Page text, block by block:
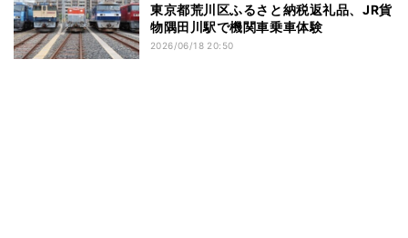
東京都荒川区ふるさと納税返礼品、JR貨
物隅田川駅で機関車乗車体験
2026/06/18 20:50